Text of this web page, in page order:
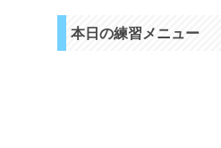
本日の練習メニュー